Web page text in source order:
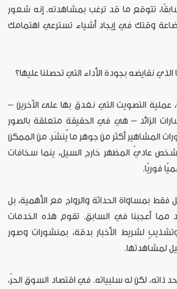
تتوقع ما قد ترغب بمشاهدته. إنه شعور
وقتك في إيجاد أشياء تسترعي اهتمامك
نقايضه بجودة الأداء التي تحصلنا عليها؟
عملية التصويت التي نغدق بها على الآخرين –
الزائد – هي في الحقيقة متعلقة بالصور
المشاهير أكثر من جوهر ما يُنشَر. من الممكن
عاديّ المظهر خارج السيل، ينما سخافات
فوريًا.
فقط بمساواة الحداثة والرواج مع الأهمية، بل
مما أعجبنا في السابق. تقوم هذه الخدمات
لشريط الأخبار بدقة، بمنشورات وصور
لمشاهدتها.
ذاته، لكن له سلبياته. في اقتصاد السوق الحرّ،